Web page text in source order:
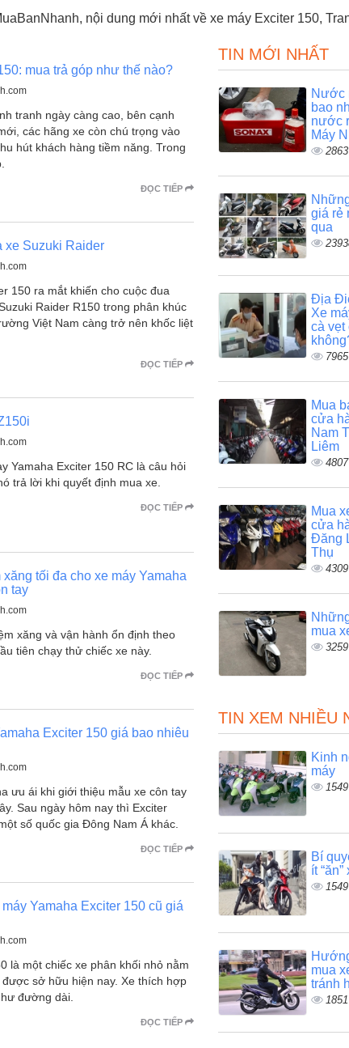
nội dung mới nhất về xe máy Exciter 150,
mua trả góp như thế nào?
tranh ngày càng cao, bên cạnh
các hãng xe còn chú trọng vào
hút khách hàng tiềm năng. Trong
ĐỌC TIẾP
xe Suzuki Raider
150 ra mắt khiến cho cuộc đua
Raider R150 trong phân khúc
Việt Nam càng trở nên khốc liệt
ĐỌC TIẾP
Yamaha Exciter 150 RC là câu hỏi
trả lời khi quyết định mua xe.
ĐỌC TIẾP
tối đa cho xe máy Yamaha
tay
xăng và vận hành ổn định theo
tiên chạy thử chiếc xe này.
ĐỌC TIẾP
Exciter 150 giá bao nhiêu
ưu ái khi giới thiệu mẫu xe côn tay
Sau ngày hôm nay thì Exciter
số quốc gia Đông Nam Á khác.
ĐỌC TIẾP
Yamaha Exciter 150 cũ giá
là một chiếc xe phân khối nhỏ nằm
sở hữu hiện nay. Xe thích hợp
đường dài.
ĐỌC TIẾP
TIN MỚI NHẤT
Nước
bao
nước
Máy
2863
giá rẻ
qua
Địa
Xe
cà
7965
Mua
cửa
Nam
Liêm
4807
Mua
cửa
Đăng
Thụ
4309
mua
3259
TIN XEM NHIỀU
Kinh
máy
1549
Bí
ít
1549
mua
tránh
1851